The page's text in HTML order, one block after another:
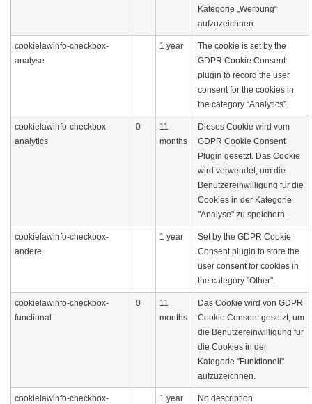
Kategorie „Werbung“
aufzuzeichnen.
cookielawinfo-checkbox-
analyse
1 year
The cookie is set by the
GDPR Cookie Consent
plugin to record the user
consent for the cookies in
the category “Analytics”.
cookielawinfo-checkbox-
analytics
0
11
months
Dieses Cookie wird vom
GDPR Cookie Consent
Plugin gesetzt. Das Cookie
wird verwendet, um die
Benutzereinwilligung für die
Cookies in der Kategorie
"Analyse" zu speichern.
cookielawinfo-checkbox-
andere
1 year
Set by the GDPR Cookie
Consent plugin to store the
user consent for cookies in
the category "Other".
cookielawinfo-checkbox-
functional
0
11
months
Das Cookie wird von GDPR
Cookie Consent gesetzt, um
die Benutzereinwilligung für
die Cookies in der
Kategorie "Funktionell"
aufzuzeichnen.
cookielawinfo-checkbox- 1 year No description